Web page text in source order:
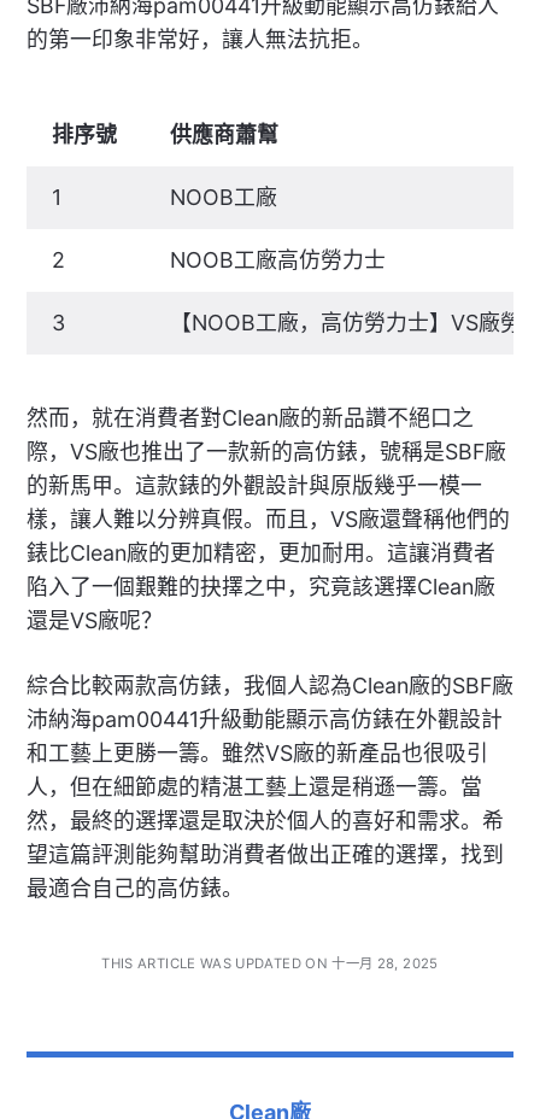
的第一印象非常好，讓人無法抗拒。
排序號 供應商蕭幫
1 NOOB工廠
2 NOOB工廠高仿勞力士
3 【NOOB工廠，高仿勞力士】VS廠
然而，就在消費者對Clean廠的新品讚不絕口之
際，VS廠也推出了一款新的高仿錶，號稱是SBF廠
的新馬甲。這款錶的外觀設計與原版幾乎一模一
樣，讓人難以分辨真假。而且，VS廠還聲稱他們的
錶比Clean廠的更加精密，更加耐用。這讓消費者
陷入了一個艱難的抉擇之中，究竟該選擇Clean廠
還是VS廠呢？
綜合比較兩款高仿錶，我個人認為Clean廠的SBF廠
沛納海pam00441升級動能顯示高仿錶在外觀設計
和工藝上更勝一籌。雖然VS廠的新產品也很吸引
人，但在細節處的精湛工藝上還是稍遜一籌。當
然，最終的選擇還是取決於個人的喜好和需求。希
望這篇評測能夠幫助消費者做出正確的選擇，找到
最適合自己的高仿錶。
THIS ARTICLE WAS UPDATED ON 十一月 28, 2025
Clean廠